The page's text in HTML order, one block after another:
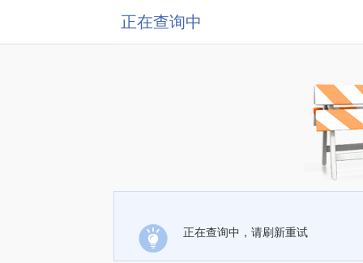
正在查询中
正在查询中，请刷新重试